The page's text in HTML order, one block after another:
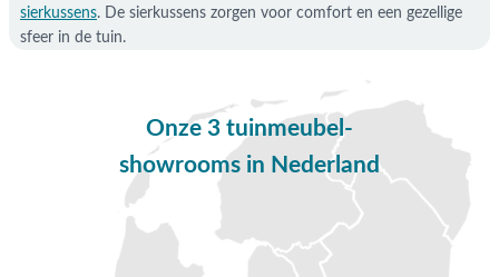
sierkussens. De sierkussens zorgen voor comfort en een gezellige
sfeer in de tuin.
Onze 3 tuinmeubel-
showrooms in Nederland